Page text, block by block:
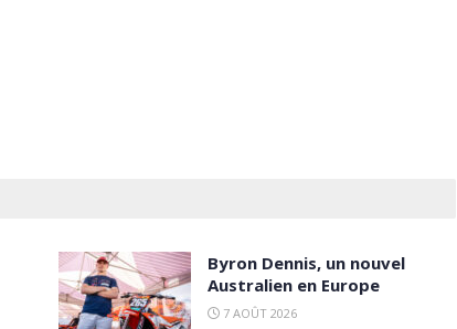
Byron Dennis, un nouvel
Australien en Europe
7 AOÛT 2026